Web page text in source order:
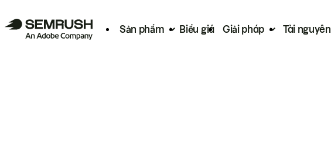
Sản phẩm Biểu giá Giải pháp Tài nguyên